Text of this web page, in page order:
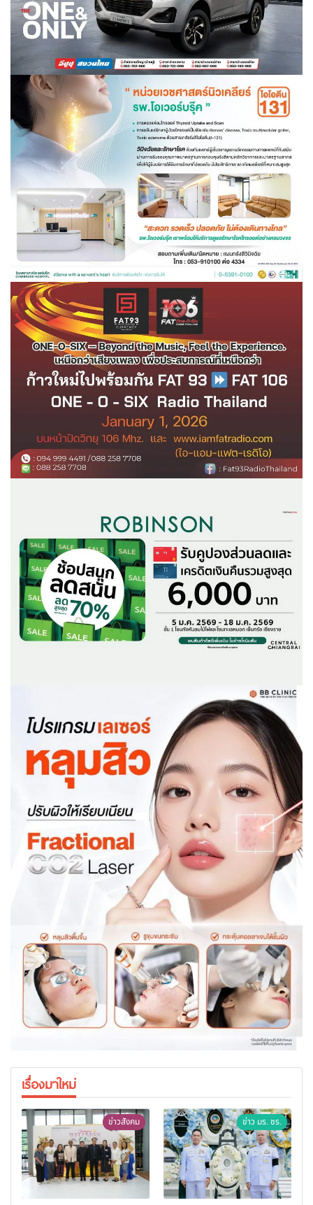
เรื่องมาใหม่
ข่าวสังคม ข่าว มร. ชร.